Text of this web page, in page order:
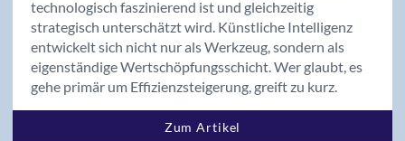
Politik
Produkte
Projekte
Publireportage
technologisch faszinierend ist und gleichzeitig
strategisch unterschätzt wird. Künstliche Intelligenz
entwickelt sich nicht nur als Werkzeug, sondern als
eigenständige Wertschöpfungsschicht. Wer glaubt, es
gehe primär um Effizienzsteigerung, greift zu kurz.
Zum Artikel